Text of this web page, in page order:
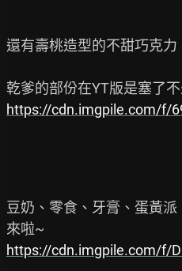
還有壽桃造型的不甜巧克力
https://cdn.imgpile.com/f/
豆奶、零食、牙膏、蛋黃
https://cdn.imgpile.com/f/